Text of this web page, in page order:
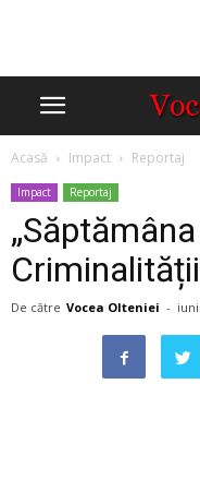
Acasă Impact Reportaj
Impact Reportaj
De către Vocea Olteniei -